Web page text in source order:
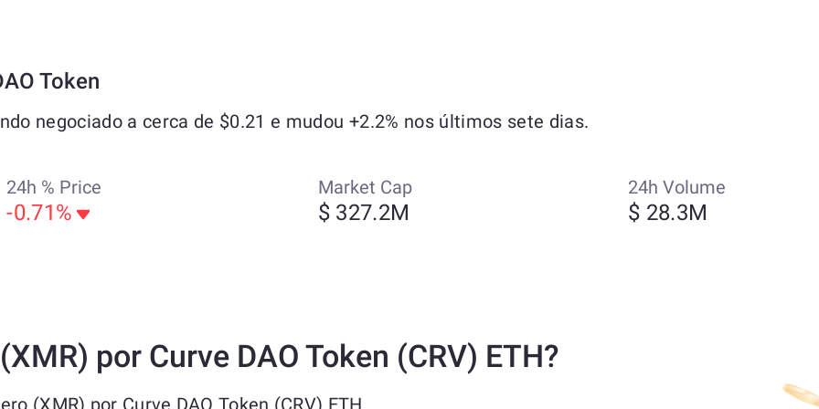
Token
negociado a cerca de $0.21 e mudou +2.2% nos últimos sete dias.
24h % Price
-0.71%
Market Cap
$ 327.2M
24h Volume
$ 28.3M
por Curve DAO Token (CRV) ETH?
(XMR) por Curve DAO Token (CRV) ETH